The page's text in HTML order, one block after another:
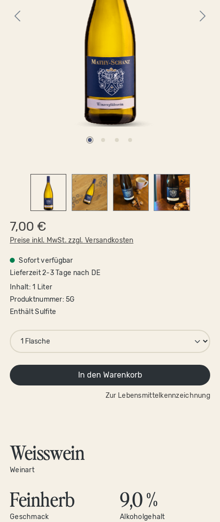
7,00 €
Preise inkl. MwSt. zzgl. Versandkosten
Sofort verfügbar
Lieferzeit 2-3 Tage nach DE
Inhalt:1 Liter
Produktnummer:5G
Enthält Sulfite
In den Warenkorb
Zur Lebensmittelkennzeichnung
Weisswein
Weinart
Feinherb
Geschmack
9,0 %
Alkoholgehalt